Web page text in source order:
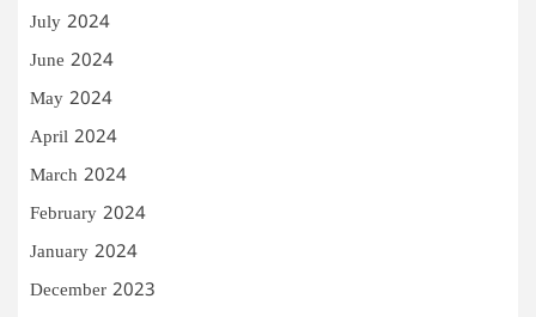
July 2024
June 2024
May 2024
April 2024
March 2024
February 2024
January 2024
December 2023